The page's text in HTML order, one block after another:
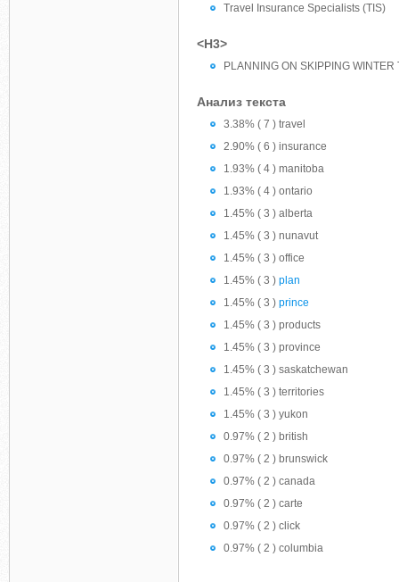
Travel Insurance Specialists (TIS)
<H3>
PLANNING ON SKIPPING WINTER
Анализ текста
3.38% ( 7 ) travel
2.90% ( 6 ) insurance
1.93% ( 4 ) manitoba
1.93% ( 4 ) ontario
1.45% ( 3 ) alberta
1.45% ( 3 ) nunavut
1.45% ( 3 ) office
1.45% ( 3 ) plan
1.45% ( 3 ) prince
1.45% ( 3 ) products
1.45% ( 3 ) province
1.45% ( 3 ) saskatchewan
1.45% ( 3 ) territories
1.45% ( 3 ) yukon
0.97% ( 2 ) british
0.97% ( 2 ) brunswick
0.97% ( 2 ) canada
0.97% ( 2 ) carte
0.97% ( 2 ) click
0.97% ( 2 ) columbia